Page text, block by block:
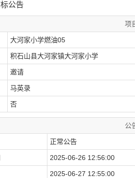
公告
项
大河家小学燃油05
积石山县大河家镇大河家小学
邀请
马英录
否
公
正常公告
2025-06-26 12:56:00
2025-06-27 12:55:00